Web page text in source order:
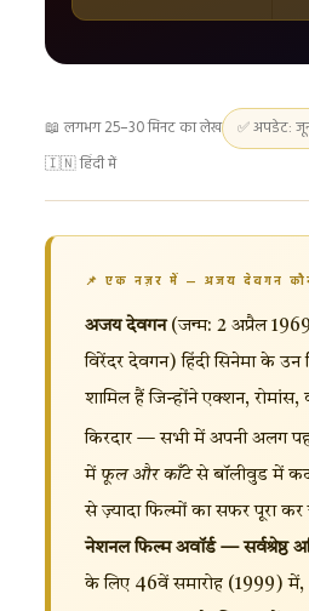
📖 लगभग 25–30 मिनट का लेख ✅ अपडेट:
🇮🇳 हिंदी में
📌 एक नज़र में — अजय देवगन
अजय देवगन(जन्म: 2 अप्रैल
विरेंदर देवगन) हिंदी सिनेमा के
शामिल हैं जिन्होंने एक्शन,
किरदार — सभी में अपनी अलग
में फूल और काँटेसे बॉलीवुड में
से ज़्यादा फिल्मों का सफर पूरा
नेशनल फिल्म अवॉर्ड — सर्वश्रेष्ठ
के लिए 46वें समारोह (1999) में,